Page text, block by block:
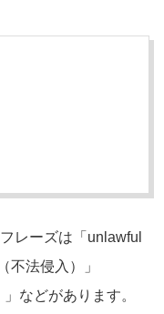
レーズは「unlawful
不法侵入）」
などがあります。